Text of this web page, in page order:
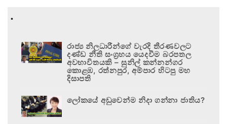
.
රාජ්‍ය නිලධාරීන්ගේ වැරදි තීරණවලට
දණ්ඩ නීති සංග්‍රහය යෙදවීම බරපතල
අවභාවිතයකි – සුනිල් කන්නන්ගර
කොළඹ, රත්නපුර, අම්පාර හිටපු මහ
දිසාපති
ලෝකයේ අඩුවෙන්ම නිදා ගන්නා ජාතිය?